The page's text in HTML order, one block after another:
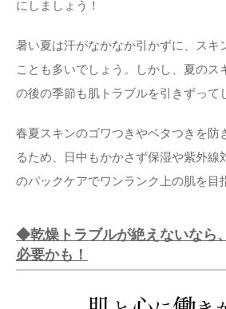
にしましょう！
暑い夏は汗がなかなか引かずに、スキ
ことも多いでしょう。しかし、夏のス
の後の季節も肌トラブルを引きずって
春夏スキンのゴワつきやベタつきを防
るため、日中もかかさず保湿や紫外線
のパックケアでワンランク上の肌を目
◆乾燥トラブルが絶えないなら
必要かも！